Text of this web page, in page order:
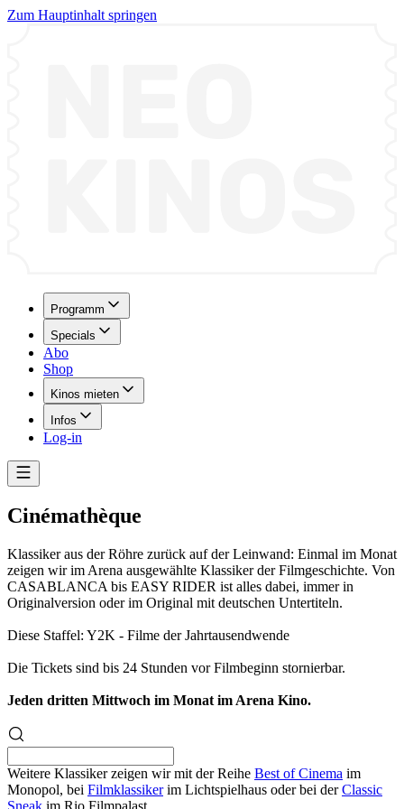
Zum Hauptinhalt springen
Programm
Specials
Abo
Shop
Kinos mieten
Infos
Log-in
Cinémathèque
Klassiker aus der Röhre zurück auf der Leinwand: Einmal im Monat
zeigen wir im Arena ausgewählte Klassiker der Filmgeschichte. Von
CASABLANCA bis EASY RIDER ist alles dabei, immer in
Originalversion oder im Original mit deutschen Untertiteln.
Diese Staffel: Y2K - Filme der Jahrtausendwende
Die Tickets sind bis 24 Stunden vor Filmbeginn stornierbar.
Jeden dritten Mittwoch im Monat im Arena Kino.
Weitere Klassiker zeigen wir mit der Reihe Best of Cinema im
Monopol, bei Filmklassikerim Lichtspielhaus oder bei derClassic